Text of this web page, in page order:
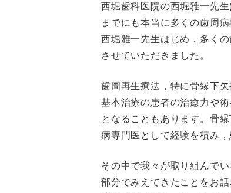
西堀歯科医院の西堀雅一先
までにも本当に多くの歯周
西堀雅一先生はじめ，多く
させていただきました。
歯周再生療法，特に骨縁下
基本治療の患者の治癒力や
となることもあります。骨
病専門医として経験を積み
その中で我々が取り組んで
部分でみえてきたことをお話